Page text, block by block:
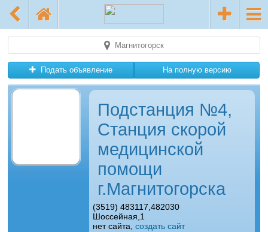
Магнитогорск
Подать объявление На полную версию
Подстанция №4,
Станция скорой
медицинской
помощи
г.Магнитогорска
(3519) 483117,482030
Шоссейная,1
нет сайта, создать сайт